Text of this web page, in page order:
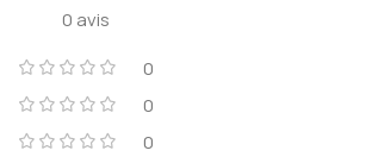
0 avis
0
0
0